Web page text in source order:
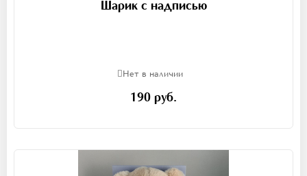
Шарик с надписью
Нет в наличии
190 руб.